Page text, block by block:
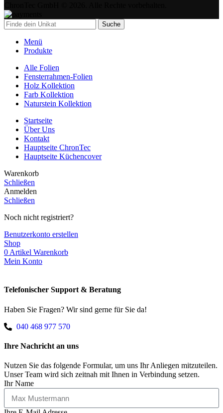
Suche
Menü
Produkte
Alle Folien
Fensterrahmen-Folien
Holz Kollektion
Farb Kollektion
Naturstein Kollektion
Startseite
Über Uns
Kontakt
Hauptseite ChronTec
Hauptseite Küchencover
Warenkorb
Schließen
Anmelden
Schließen
Noch nicht registriert?
Benutzerkonto erstellen
Shop
0 Artikel Warenkorb
Mein Konto
Telefonischer Support & Beratung
Haben Sie Fragen? Wir sind gerne für Sie da!
040 468 977 570
Ihre Nachricht an uns
Nutzen Sie das folgende Formular, um uns Ihr Anliegen mitzuteilen.
Unser Team wird sich zeitnah mit Ihnen in Verbindung setzen.
Ihr Name